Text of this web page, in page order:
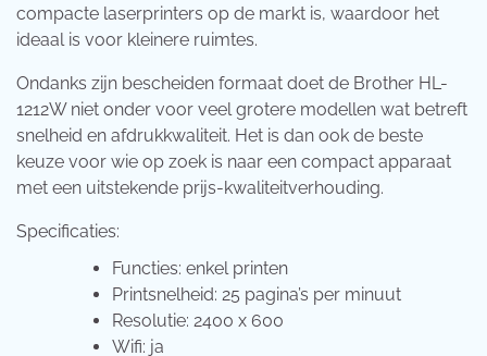
compacte laserprinters op de markt is, waardoor het
ideaal is voor kleinere ruimtes.
Ondanks zijn bescheiden formaat doet de Brother HL-
1212W niet onder voor veel grotere modellen wat betreft
snelheid en afdrukkwaliteit. Het is dan ook de beste
keuze voor wie op zoek is naar een compact apparaat
met een uitstekende prijs-kwaliteitverhouding.
Specificaties:
Functies: enkel printen
Printsnelheid: 25 pagina’s per minuut
Resolutie: 2400 x 600
Wifi: ja